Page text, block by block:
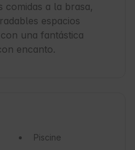
comidas a la brasa,
espacios
una fantástica
encanto.
Piscine